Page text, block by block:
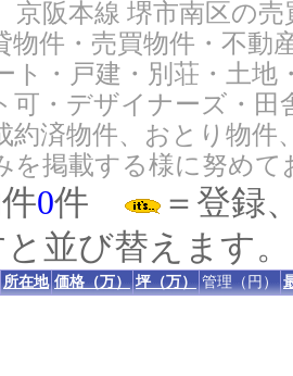
京阪本線 堺市南区の
物件・売買物件・不動
ト・戸建・別荘・土
可・デザイナーズ・
約済物件、おとり物
を掲載する様に努めて
0件
＝登録
並び替えます。
所在地 価格（万） 坪（万） 管理（円）